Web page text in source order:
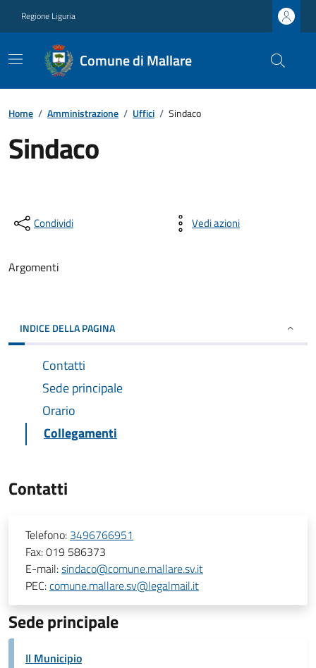
Regione Liguria
Comune di Mallare
Home / Amministrazione / Uffici / Sindaco
Sindaco
Condividi Vedi azioni
Argomenti
INDICE DELLA PAGINA
Contatti
Sede principale
Orario
Collegamenti
Contatti
Telefono: 3496766951
Fax:019 586373
E-mail:sindaco@comune.mallare.sv.it
PEC:comune.mallare.sv@legalmail.it
Sede principale
Il Municipio